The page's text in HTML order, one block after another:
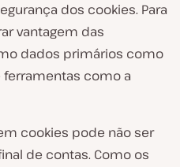
dos cookies. Para
vantagem das
dados primários como
como a
cookies pode não ser
de contas. Como os